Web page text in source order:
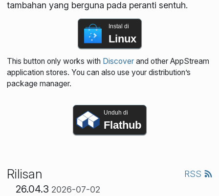
tambahan yang berguna pada peranti sentuh.
Instal di
Linux
This button only works with Discoverand other AppStream
application stores. You can also use your distribution’s
package manager.
Unduh di
Flathub
Rilisan RSS
26.04.3 2026-07-02